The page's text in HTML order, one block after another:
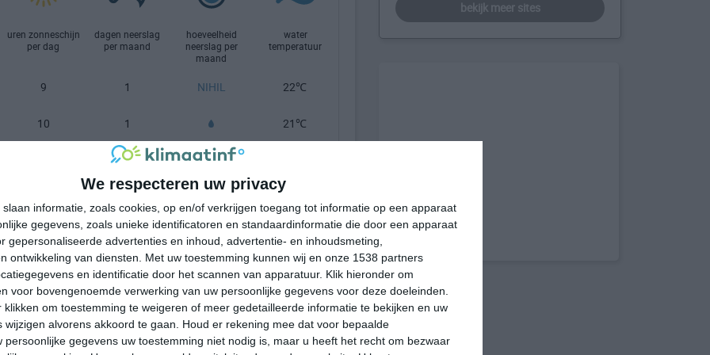
We respecteren uw privacy
slaan informatie, zoals cookies, op en/of verkrijgen toegang tot informatie op een apparaat
gegevens, zoals unieke identificatoren en standaardinformatie die door een apparaat
gepersonaliseerde advertenties en inhoud, advertentie- en inhoudsmeting,
ontwikkeling van diensten.
Met uw toestemming kunnen wij en onze 1538 partners
en identificatie door het scannen van apparatuur. Klik hieronder om
voor bovengenoemde verwerking van uw persoonlijke gegevens voor deze doeleinden.
klikken om toestemming te weigeren of meer gedetailleerde informatie te bekijken en uw
alvorens akkoord te gaan.
Houd er rekening mee dat voor bepaalde
persoonlijke gegevens uw toestemming niet nodig is, maar u heeft het recht om bezwaar
uren zonneschijn
per dag
dagen neerslag
per maand
hoeveelheid
neerslag per
maand
water
temperatuur
9 1 NIHIL 22℃
10 1 21℃
1
23℃
11 0 NIHIL 25℃
12 0 NIHIL 27℃
13 0 NIHIL 28℃
12 0 NIHIL 29℃
bekijk meer sites